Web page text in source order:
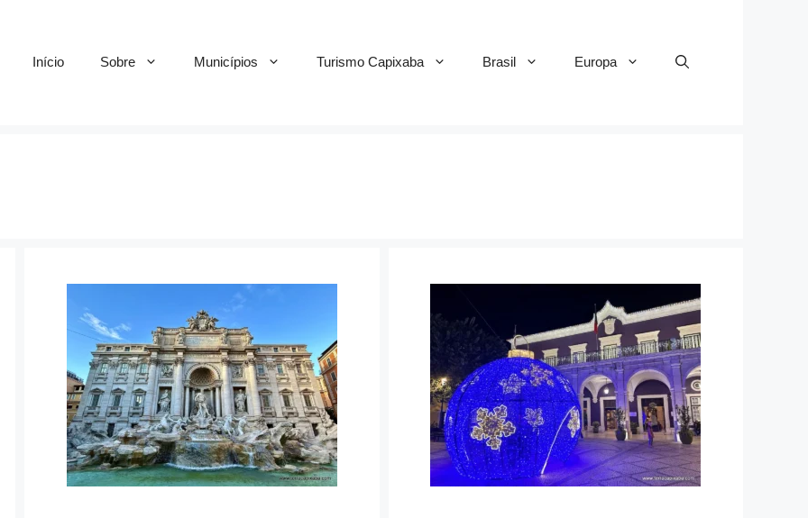
Início Sobre Municípios Turismo Capixaba Brasil Europa